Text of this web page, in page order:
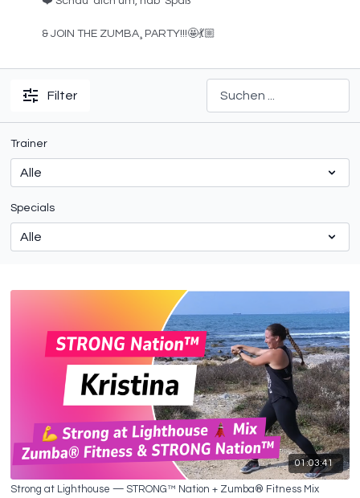
& JOIN THE ZUMBA¸ PARTY!!!🤩💃🏼
Filter
Trainer
Specials
01:03:41
Strong at Lighthouse — STRONG™ Nation + Zumba® Fitness Mix